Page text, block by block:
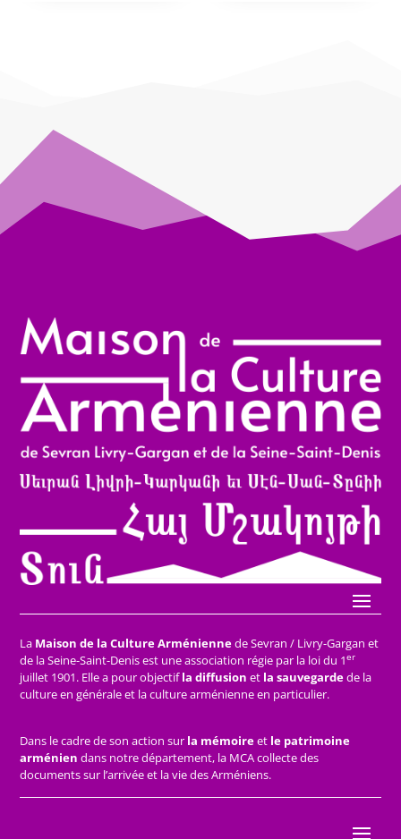
La Maison de la Culture Arméniennede Sevran / Livry-Gargan et
de la Seine-Saint-Denis est une association régie par la loi du 1er
juillet 1901. Elle a pour objectifla diffusion et la sauvegardede la
culture en générale et la culture arménienne en particulier.
Dans le cadre de son action sur la mémoireet le patrimoine
arménien dans notre département, la MCA collecte des
documents sur l’arrivée et la vie des Arméniens.